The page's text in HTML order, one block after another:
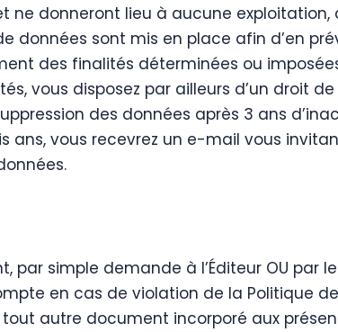
donneront lieu à aucune exploitation,
données sont mis en place afin d’en
des finalités déterminées ou
vous disposez par ailleurs d’un droit
des données après 3 ans
vous recevrez un e-mail vous
simple demande à l’Éditeur OU par
en cas de violation de la Politique
autre document incorporé aux